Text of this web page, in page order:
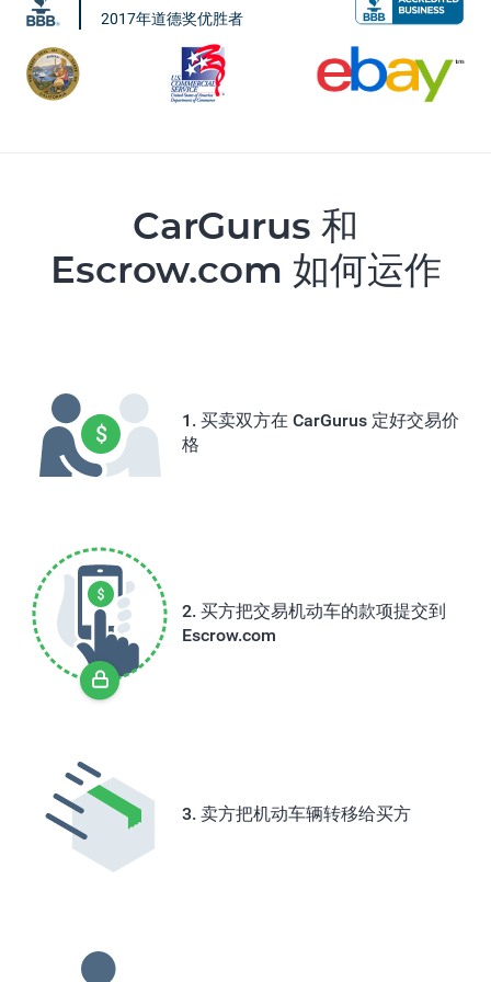
2017年道德奖优胜者
CarGurus 和
Escrow.com 如何运作
买卖双方在 CarGurus 定好交易价
格
买方把交易机动车的款项提交到
Escrow.com
卖方把机动车辆转移给买方